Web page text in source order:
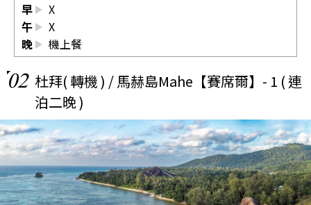
早
X
午
X
晚
機上餐
02 杜拜( 轉機 ) / 馬赫島Mahe【賽席爾】- 1 ( 連
泊二晚 )